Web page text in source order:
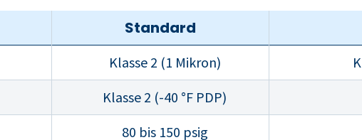
Standard
Klasse 2 (1 Mikron)
Klasse 2 (-40 °F PDP)
80 bis 150 psig